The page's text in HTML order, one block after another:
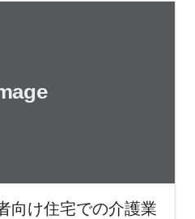
向け住宅での介護業